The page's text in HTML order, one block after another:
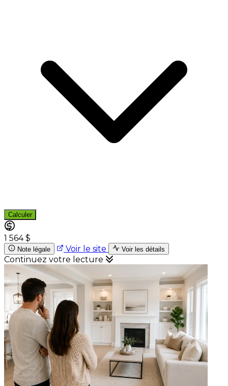
Calculer
1 564 $
Note légale Voir le site Voir les détails
Continuez votre lecture